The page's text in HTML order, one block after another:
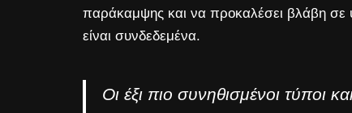
παράκαμψης και να προκαλέσει βλάβη σε
είναι συνδεδεμένα.
Οι έξι πιο συνηθισμένοι τύποι